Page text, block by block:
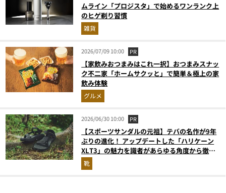
ムライン「プロジスタ」で始めるワンランク上
のヒゲ剃り習慣
雑貨
2026/07/09 10:00 PR
【家飲みおつまみはこれ一択】おつまみスナッ
ク不二家「ホームサクッと」で簡単＆極上の家
飲み体験
グルメ
2026/06/30 10:00 PR
【スポーツサンダルの元祖】テバの名作が9年
ぶりの進化！ アップデートした「ハリケーン
XLT3」の魅力を識者があらゆる角度から徹底
解説！
靴